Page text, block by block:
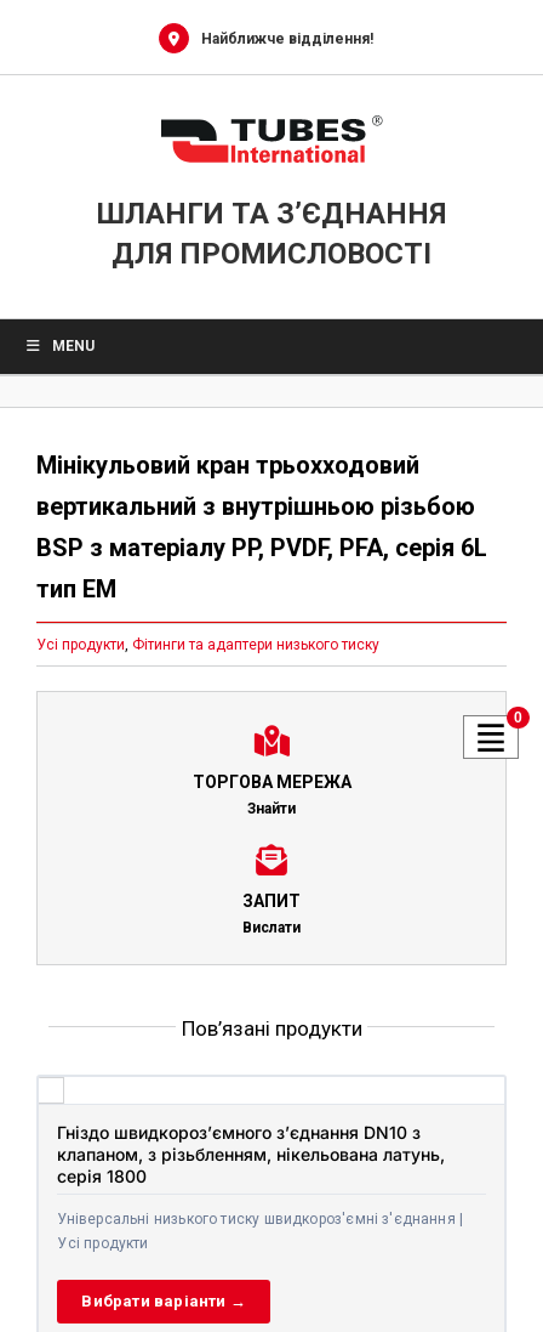
Найближче відділення!
ШЛАНГИ ТА З’ЄДНАННЯ
ДЛЯ ПРОМИСЛОВОСТІ
MENU
Мінікульовий кран трьохходовий
вертикальний з внутрішньою різьбою
BSP з матеріалу PP, PVDF, PFA, серія 6L
тип EM
Усі продукти, Фітинги та адаптери низького тиску
ТОРГОВА МЕРЕЖА
Знайти
ЗАПИТ
Вислати
Пов’язані продукти
Гніздо швидкороз’ємного з’єднання DN10 з
клапаном, з різьбленням, нікельована латунь,
серія 1800
Універсальні низького тиску швидкороз'ємні з'єднання |
Усі продукти
Вибрати варіанти →
0